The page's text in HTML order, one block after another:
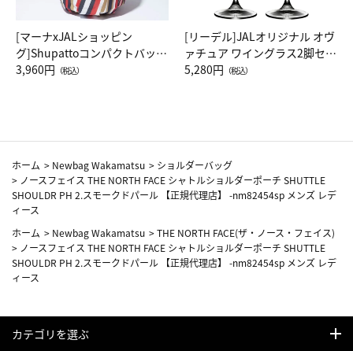
[マーナxJALショッピン
グ]Shupattoコンパクトバッグ
Drop JAL客室乗務員（LC）ス
3,960円 （税込）
[リーデル]JALオリジナル オヴ
ァチュア ワイングラス2脚セッ
ト（レッドワイン）
5,280円 （税込）
ホーム > Newbag Wakamatsu > ショルダーバッグ
> ノースフェイス THE NORTH FACE シャトルショルダーポーチ SHUTTLE
SHOULDR PH 2.スモークドパール 【正規代理店】 -nm82454sp メンズ レデ
ィース
ホーム > Newbag Wakamatsu >THE NORTH FACE(ザ・ノース・フェイス)
> ノースフェイス THE NORTH FACE シャトルショルダーポーチ SHUTTLE
SHOULDR PH 2.スモークドパール 【正規代理店】 -nm82454sp メンズ レデ
ィース
カテゴリを選ぶ